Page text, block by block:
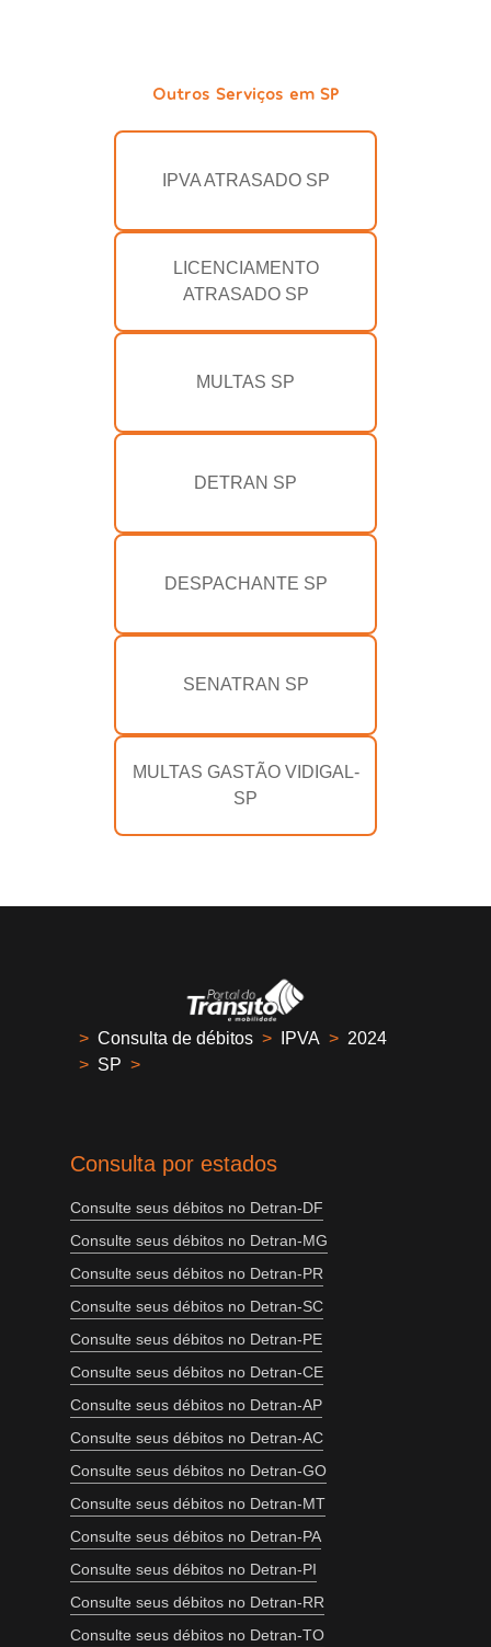
Outros Serviços em SP
IPVA ATRASADO SP
LICENCIAMENTO
ATRASADO SP
MULTAS SP
DETRAN SP
DESPACHANTE SP
SENATRAN SP
MULTAS GASTÃO VIDIGAL-
SP
> Consulta de débitos > IPVA > 2024
> SP >
Consulta por estados
Consulte seus débitos no Detran-DF
Consulte seus débitos no Detran-MG
Consulte seus débitos no Detran-PR
Consulte seus débitos no Detran-SC
Consulte seus débitos no Detran-PE
Consulte seus débitos no Detran-CE
Consulte seus débitos no Detran-AP
Consulte seus débitos no Detran-AC
Consulte seus débitos no Detran-GO
Consulte seus débitos no Detran-MT
Consulte seus débitos no Detran-PA
Consulte seus débitos no Detran-PI
Consulte seus débitos no Detran-RR
Consulte seus débitos no Detran-TO